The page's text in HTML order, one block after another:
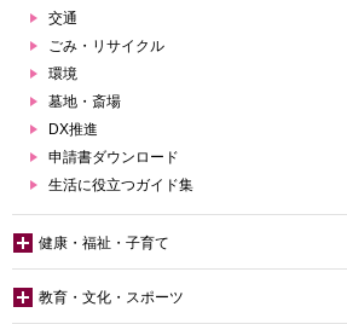
交通
ごみ・リサイクル
環境
墓地・斎場
DX推進
申請書ダウンロード
生活に役立つガイド集
健康・福祉・子育て
教育・文化・スポーツ